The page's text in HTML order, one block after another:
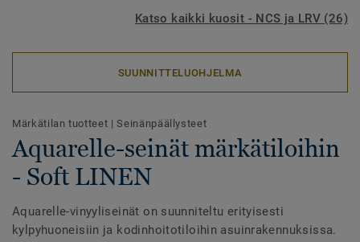
Katso kaikki kuosit - NCS ja LRV (26)
SUUNNITTELUOHJELMA
Märkätilan tuotteet |Seinänpäällysteet
Aquarelle-seinät märkätiloihin
- Soft LINEN
Aquarelle-vinyyliseinät on suunniteltu erityisesti
kylpyhuoneisiin ja kodinhoitotiloihin asuinrakennuksissa.